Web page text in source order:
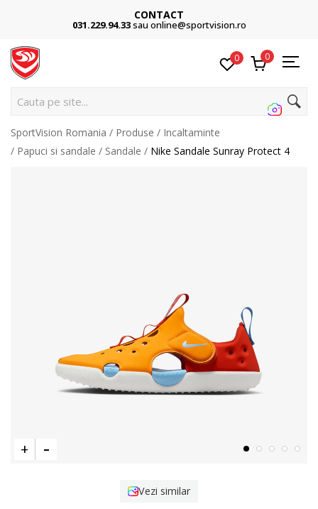
CONTACT
031.229.94.33sau online@sportvision.ro
0 0
Cauta pe site...
SportVision Romania Produse
Incaltaminte
Papuci si sandale
Sandale Nike Sandale Sunray Protect 4
Vezi similar